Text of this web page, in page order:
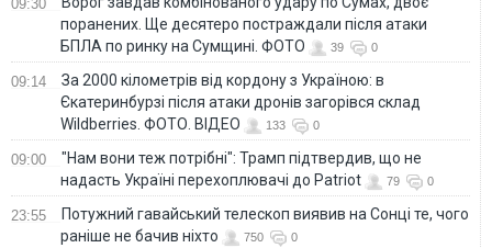
09:30
поранених. Ще десятеро постраждали після атаки
БПЛА по ринку на Сумщині. ФОТО
39 0
09:14
За 2000 кілометрів від кордону з Україною: в
Єкатеринбурзі після атаки дронів загорівся склад
Wildberries. ФОТО. ВІДЕО
133 0
09:00
"Нам вони теж потрібні": Трамп підтвердив, що не
надасть Україні перехоплювачі до Patriot
79 0
23:55
Потужний гавайський телескоп виявив на Сонці те, чого
раніше не бачив ніхто
750 0